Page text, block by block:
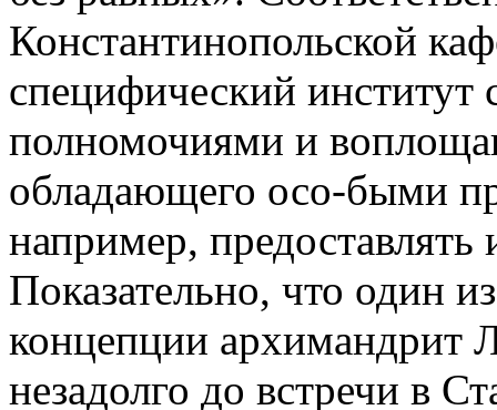
Константинопольской
специфический
полномочиями и
обладающего осо-быми
например,
Показательно, что один
концепции архимандрит
незадолго до встречи в